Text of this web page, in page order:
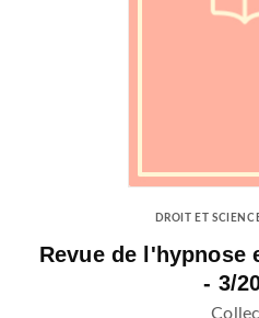
DROIT ET
Revue de l'hypnose
- 3/